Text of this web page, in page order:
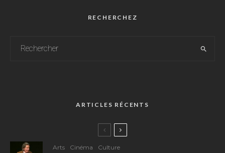
RECHERCHEZ
ARTICLES RÉCENTS
Arts Cinéma Culture